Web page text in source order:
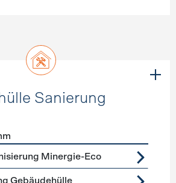
Sanierung
Gebäudehülle Sanierung
Minergie-Eco
Gebäudehülle